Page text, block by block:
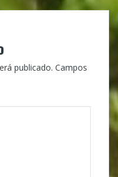
publicado. Campos